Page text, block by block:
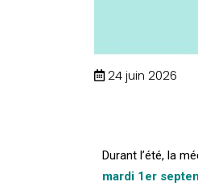
24 juin 2026
Durant l’été, la
mardi 1er